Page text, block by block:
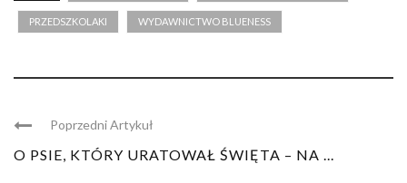
PRZEDSZKOLAKI WYDAWNICTWO BLUENESS
Poprzedni Artykuł
O PSIE, KTÓRY URATOWAŁ ŚWIĘTA – NA ...